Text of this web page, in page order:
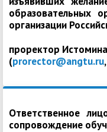
образовательных
организации
проректор
(prorector@angtu.ru
Ответственное
сопровождение